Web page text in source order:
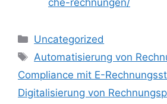
che-rechnungen/
Kategorien
Uncategorized
Schlagwörter
Automatisierung von
Compliance mit E-
Digitalisierung von